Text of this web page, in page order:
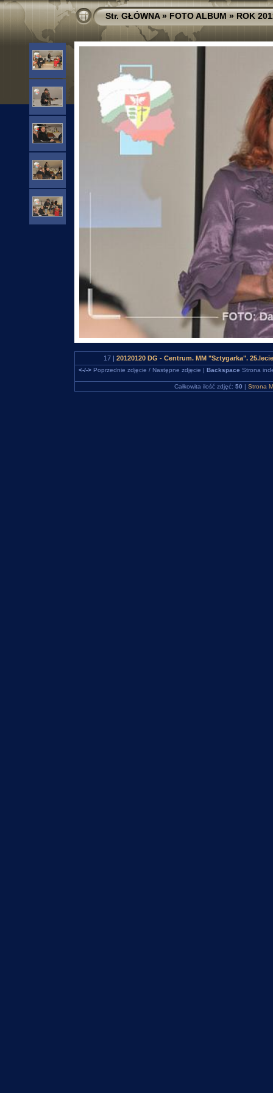
Str. GŁÓWNA»FOTO ALBUM»ROK
17 | 20120120 DG - Centrum. MM "Sztygarka".
<-/->Poprzednie zdjęcie / Następne zdjęcie | Backspace Strona
Całkowita ilość zdjęć: 50 | Strona